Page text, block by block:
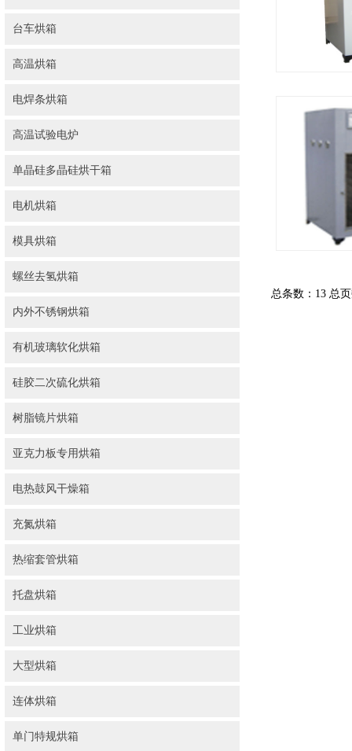
台车烘箱
高温烘箱
电焊条烘箱
高温试验电炉
单晶硅多晶硅烘干箱
电机烘箱
模具烘箱
螺丝去氢烘箱
内外不锈钢烘箱
有机玻璃软化烘箱
硅胶二次硫化烘箱
树脂镜片烘箱
亚克力板专用烘箱
电热鼓风干燥箱
充氮烘箱
热缩套管烘箱
托盘烘箱
工业烘箱
大型烘箱
连体烘箱
单门特规烘箱
总条数：13 总